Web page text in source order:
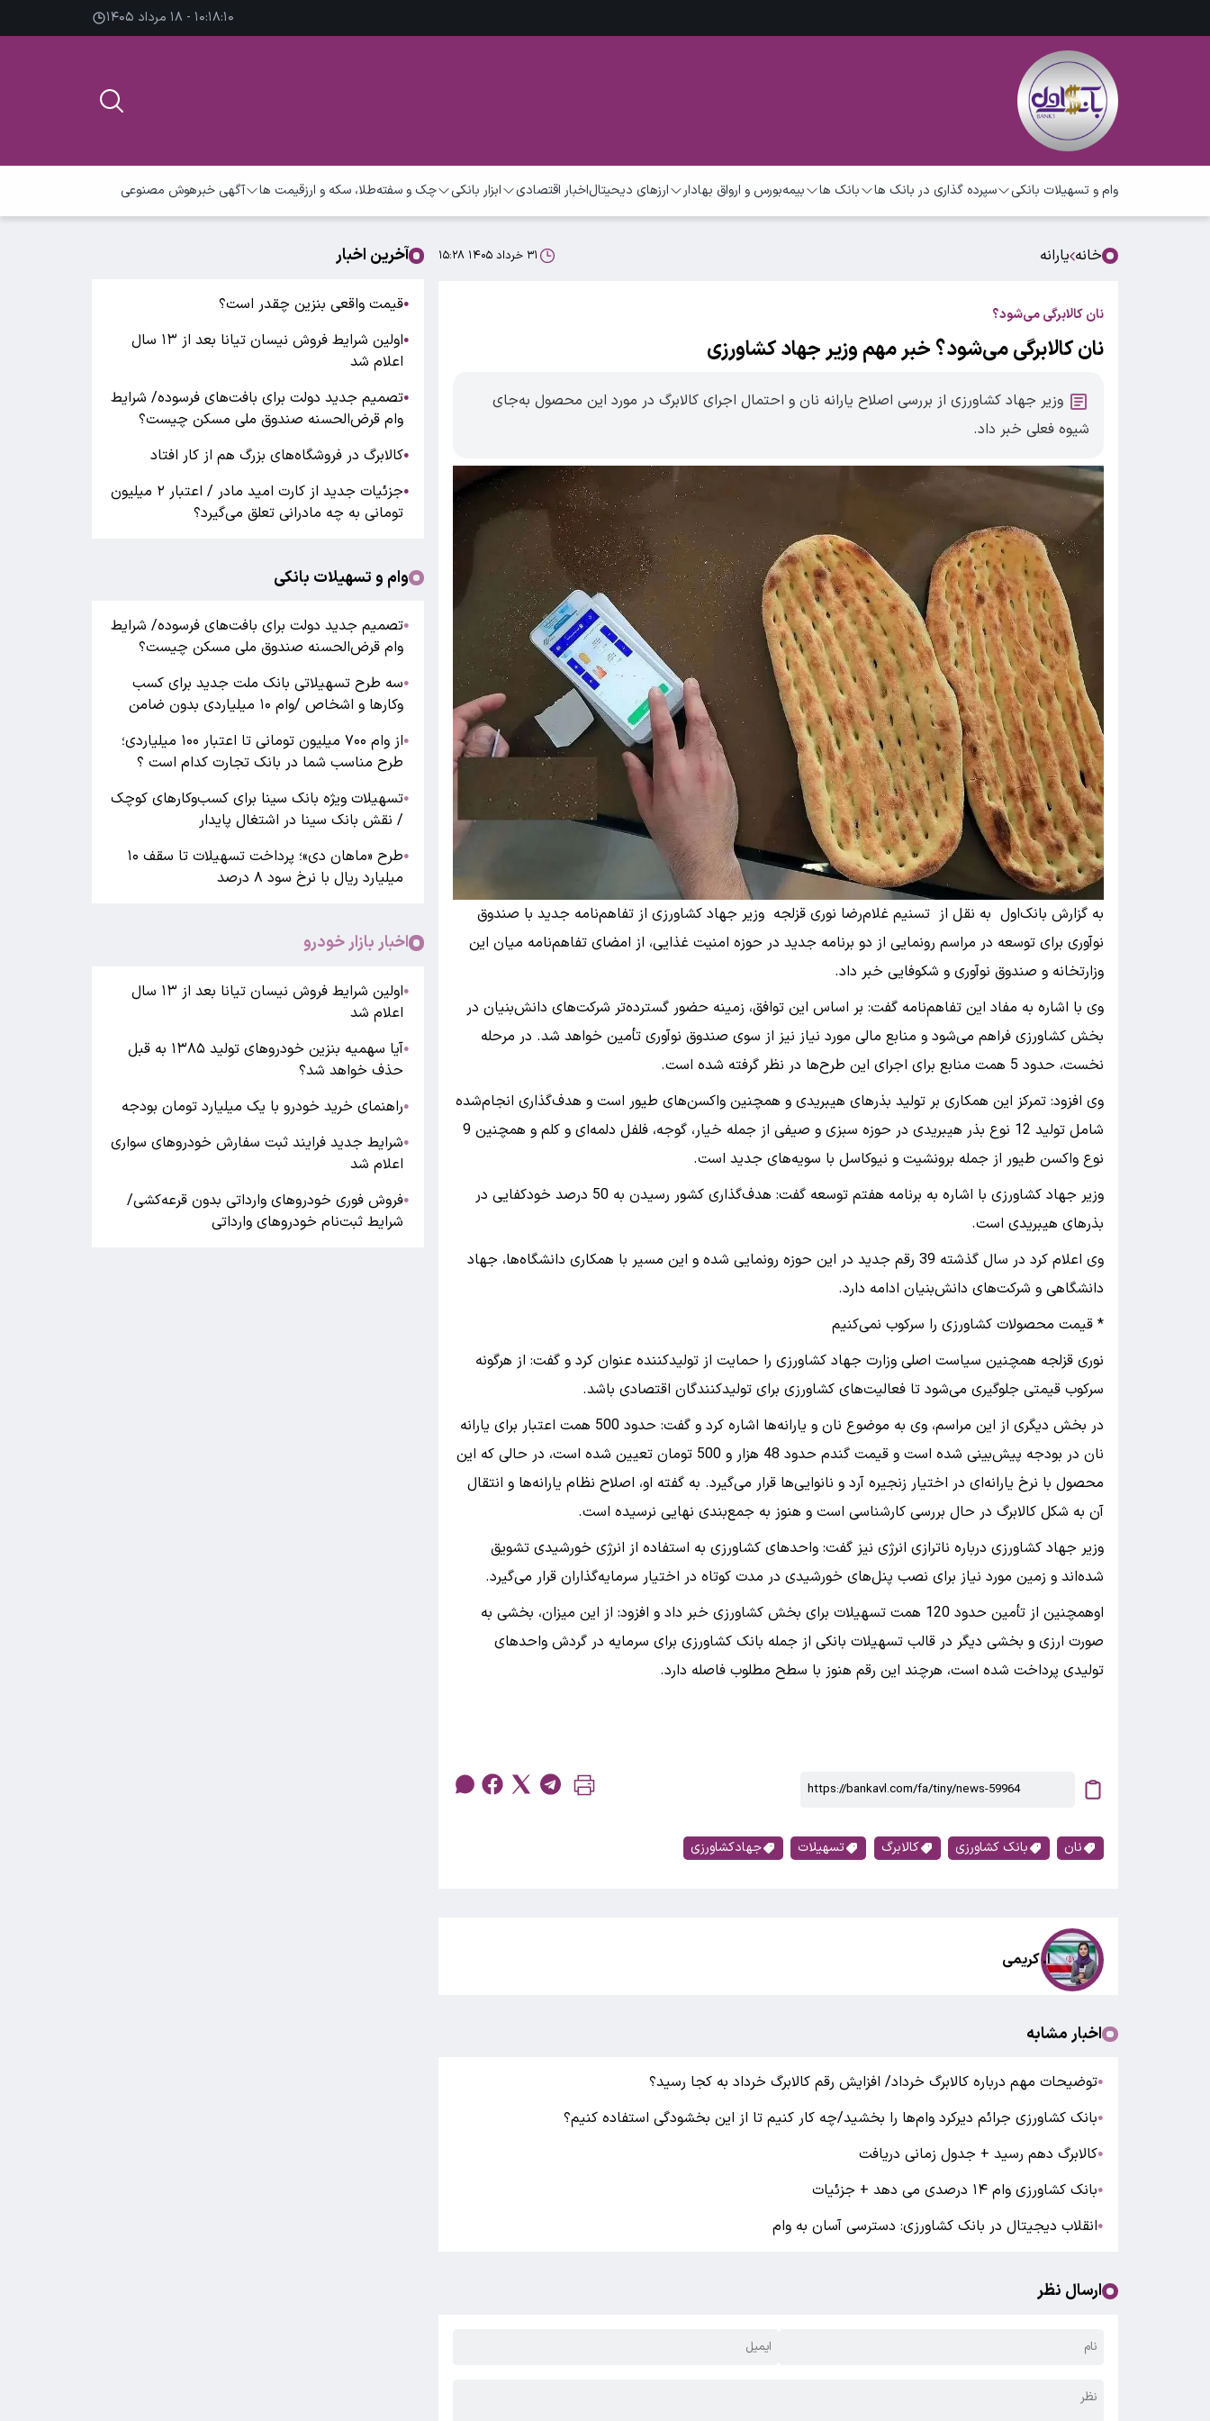
۱۰:۱۸:۱۰ - ۱۸ مرداد ۱۴۰۵
وام و تسهیلات بانکی سپرده گذاری در بانک ها بانک ها بیمهبورس و ارواق بهادار ارزهای دیحیتالاخبار اقتصادی ابزار بانکی چک و سفتهطلا، سکه و ارزقیمت ها آگهی خبرهوش مصنوعی
خانه یارانه ۳۱ خرداد ۱۴۰۵ ۱۵:۲۸
نان کالابرگی می‌شود؟
نان کالابرگی می‌شود؟ خبر مهم وزیر جهاد کشاورزی
وزیر جهاد کشاورزی از بررسی اصلاح یارانه نان و احتمال اجرای کالابرگ در مورد این محصول به‌جای
شیوه فعلی خبر داد.
به گزارش بانک‌اول به نقل از تسنیم غلام‌رضا نوری قزلجه وزیر جهاد کشاورزی از تفاهم‌نامه جدید با صندوق
نوآوری برای توسعه در مراسم رونمایی از دو برنامه جدید در حوزه امنیت غذایی، از امضای تفاهم‌نامه میان این
وزارتخانه و صندوق نوآوری و شکوفایی خبر داد.
وی با اشاره به مفاد این تفاهم‌نامه گفت: بر اساس این توافق، زمینه حضور گسترده‌تر شرکت‌های دانش‌بنیان در
بخش کشاورزی فراهم می‌شود و منابع مالی مورد نیاز نیز از سوی صندوق نوآوری تأمین خواهد شد. در مرحله
نخست، حدود 5 همت منابع برای اجرای این طرح‌ها در نظر گرفته شده است.
وی افزود: تمرکز این همکاری بر تولید بذرهای هیبریدی و همچنین واکسن‌های طیور است و هدف‌گذاری انجام‌شده
شامل تولید 12 نوع بذر هیبریدی در حوزه سبزی و صیفی از جمله خیار، گوجه، فلفل دلمه‌ای و کلم و همچنین 9
نوع واکسن طیور از جمله برونشیت و نیوکاسل با سویه‌های جدید است.
وزیر جهاد کشاورزی با اشاره به برنامه هفتم توسعه گفت: هدف‌گذاری کشور رسیدن به 50 درصد خودکفایی در
بذرهای هیبریدی است.
وی اعلام کرد در سال گذشته 39 رقم جدید در این حوزه رونمایی شده و این مسیر با همکاری دانشگاه‌ها، جهاد
دانشگاهی و شرکت‌های دانش‌بنیان ادامه دارد.
* قیمت محصولات کشاورزی را سرکوب نمی‌کنیم
نوری قزلجه همچنین سیاست اصلی وزارت جهاد کشاورزی را حمایت از تولیدکننده عنوان کرد و گفت: از هرگونه
سرکوب قیمتی جلوگیری می‌شود تا فعالیت‌های کشاورزی برای تولیدکنندگان اقتصادی باشد.
در بخش دیگری از این مراسم، وی به موضوع نان و یارانه‌ها اشاره کرد و گفت: حدود 500 همت اعتبار برای یارانه
نان در بودجه پیش‌بینی شده است و قیمت گندم حدود 48 هزار و 500 تومان تعیین شده است، در حالی که این
محصول با نرخ یارانه‌ای در اختیار زنجیره آرد و نانوایی‌ها قرار می‌گیرد. به گفته او، اصلاح نظام یارانه‌ها و انتقال
آن به شکل کالابرگ در حال بررسی کارشناسی است و هنوز به جمع‌بندی نهایی نرسیده است.
وزیر جهاد کشاورزی درباره ناترازی انرژی نیز گفت: واحدهای کشاورزی به استفاده از انرژی خورشیدی تشویق
شده‌اند و زمین مورد نیاز برای نصب پنل‌های خورشیدی در مدت کوتاه در اختیار سرمایه‌گذاران قرار می‌گیرد.
اوهمچنین از تأمین حدود 120 همت تسهیلات برای بخش کشاورزی خبر داد و افزود: از این میزان، بخشی به
صورت ارزی و بخشی دیگر در قالب تسهیلات بانکی از جمله بانک کشاورزی برای سرمایه در گردش واحدهای
تولیدی پرداخت شده است، هرچند این رقم هنوز با سطح مطلوب فاصله دارد.
نان بانک کشاورزی کالابرگ تسهیلات جهادکشاورزی
ا. کریمی
اخبار مشابه
●توضیحات مهم درباره کالابرگ خرداد/ افزایش رقم کالابرگ خرداد به کجا رسید؟
●بانک کشاورزی جرائم دیرکرد وام‌ها را بخشید/چه کار کنیم تا از این بخشودگی استفاده کنیم؟
●کالابرگ دهم رسید + جدول زمانی دریافت
●بانک کشاورزی وام ۱۴ درصدی می دهد + جزئیات
●انقلاب دیجیتال در بانک کشاورزی: دسترسی آسان به وام
ارسال نظر
آخرین اخبار
●قیمت واقعی بنزین چقدر است؟
●
اولین شرایط فروش نیسان تیانا بعد از ۱۳ سال
اعلام شد
●تصمیم جدید دولت برای بافت‌های فرسوده/ شرایط
وام قرض‌الحسنه صندوق ملی مسکن چیست؟
●کالابرگ در فروشگاه‌های بزرگ هم از کار افتاد
●
جزئیات جدید از کارت امید مادر / اعتبار ۲ میلیون
تومانی به چه مادرانی تعلق می‌گیرد؟
وام و تسهیلات بانکی
●تصمیم جدید دولت برای بافت‌های فرسوده/ شرایط
وام قرض‌الحسنه صندوق ملی مسکن چیست؟
●سه طرح تسهیلاتی بانک ملت جدید برای کسب
وکارها و اشخاص /وام ۱۰ میلیاردی بدون ضامن
●
از وام ۷۰۰ میلیون تومانی تا اعتبار ۱۰۰ میلیاردی؛
طرح مناسب شما در بانک تجارت کدام است ؟
●تسهیلات ویژه بانک سینا برای کسب‌وکارهای کوچک
/ نقش بانک سینا در اشتغال پایدار
●
طرح «ماهان دی»؛ پرداخت تسهیلات تا سقف ۱۰
میلیارد ریال با نرخ سود ۸ درصد
اخبار بازار خودرو
●
اولین شرایط فروش نیسان تیانا بعد از ۱۳ سال
اعلام شد
●
آیا سهمیه بنزین خودروهای تولید ۱۳۸۵ به قبل
حذف خواهد شد؟
●راهنمای خرید خودرو با یک میلیارد تومان بودجه
●شرایط جدید فرایند ثبت سفارش خودروهای سواری
اعلام شد
●فروش فوری خودروهای وارداتی بدون قرعه‌کشی/
شرایط ثبت‌نام خودروهای وارداتی